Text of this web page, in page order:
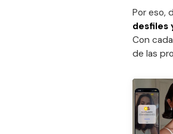
Por eso,
desfiles
Con
de las